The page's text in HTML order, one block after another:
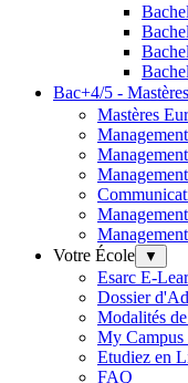
Bac+4/5 - Mastères
Mastères
Votre École
▼
Esarc E-
Dossier
Modalités
My Campus
Etudiez en
FAQ